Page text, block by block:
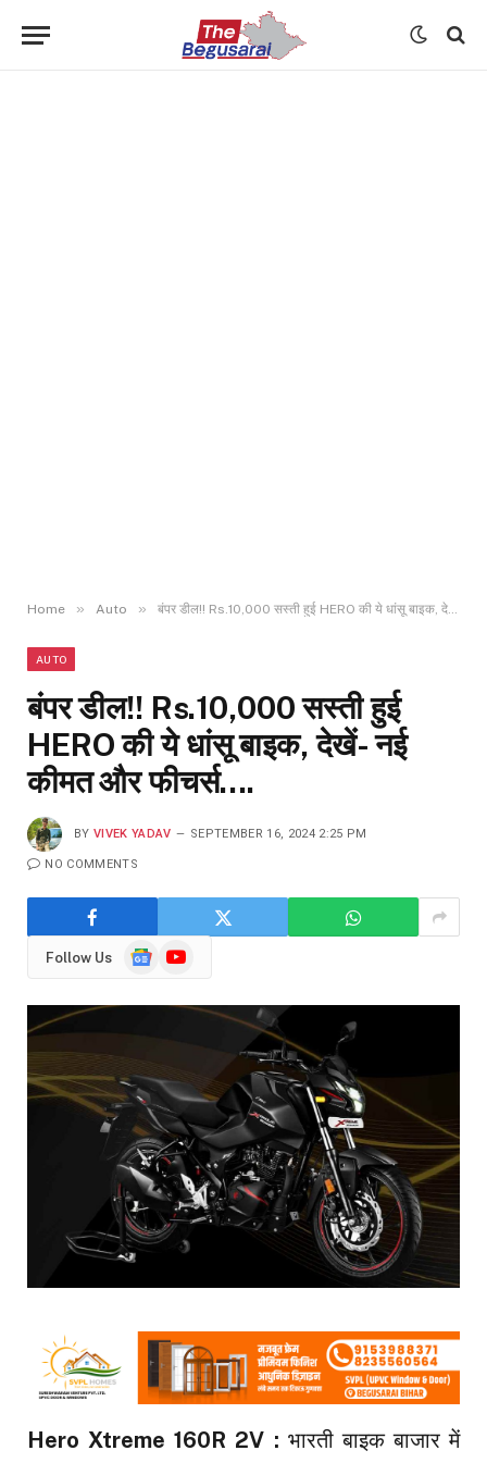
Home » Auto » बंपर डील!! Rs.10,000 सस्ती हुई HERO की ये धांसू बाइक, देखें- नई कीमत और फीचर्स….
AUTO
बंपर डील!! Rs.10,000 सस्ती हुई
HERO की ये धांसू बाइक, देखें- नई
कीमत और फीचर्स….
BY VIVEK YADAV SEPTEMBER 16, 2024 2:25 PM
NO COMMENTS
Follow Us
GoogleYouTube
Hero Xtreme 160R 2V : भारती बाइक बाजार में